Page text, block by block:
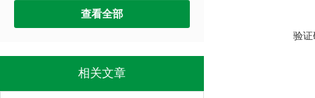
查看全部
相关文章
验证